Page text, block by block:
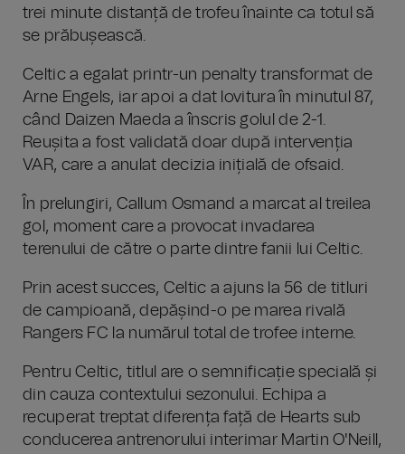
trei minute distanță de trofeu înainte ca totul să
se prăbușească.
Celtic a egalat printr-un penalty transformat de
Arne Engels, iar apoi a dat lovitura în minutul 87,
când Daizen Maeda a înscris golul de 2-1.
Reușita a fost validată doar după intervenția
VAR, care a anulat decizia inițială de ofsaid.
În prelungiri, Callum Osmand a marcat al treilea
gol, moment care a provocat invadarea
terenului de către o parte dintre fanii lui Celtic.
Prin acest succes, Celtic a ajuns la 56 de titluri
de campioană, depășind-o pe marea rivală
Rangers FC la numărul total de trofee interne.
Pentru Celtic, titlul are o semnificație specială și
din cauza contextului sezonului. Echipa a
recuperat treptat diferența față de Hearts sub
conducerea antrenorului interimar Martin O'Neill,